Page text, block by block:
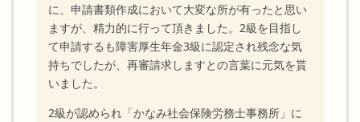
に、申請書類作成において大変な所が有ったと思い
ますが、精力的に行って頂きました。2級を目指し
て申請するも障害厚生年金3級に認定され残念な気
持ちでしたが、再審請求しますとの言葉に元気を貰
いました。
2級が認められ「かなみ社会保険労務士事務所」に